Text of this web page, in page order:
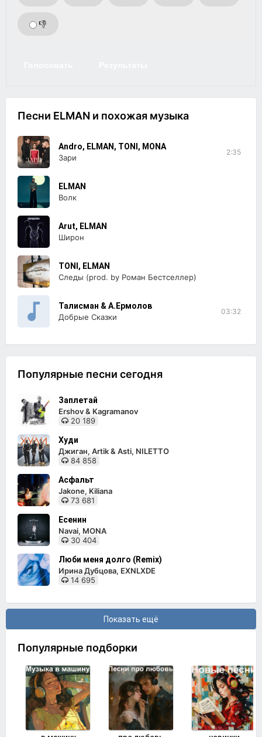
👎
Песни ELMAN и похожая музыка
Andro, ELMAN, TONI, MONA
Зари
2:35
ELMAN
Волк
Arut, ELMAN
Широн
TONI, ELMAN
Следы (prod. by Роман Бестселлер)
Талисман & А.Ермолов
Добрые Сказки
03:32
Популярные песни сегодня
Заплетай
Ershov & Kagramanov
20 189
Худи
Джиган, Artik & Asti, NILETTO
84 858
Асфальт
Jakone, Kiliana
73 681
Есенин
Navai, MONA
30 404
Люби меня долго (Remix)
Ирина Дубцова, EXNLXDE
14 695
Показать ещё
Популярные подборки